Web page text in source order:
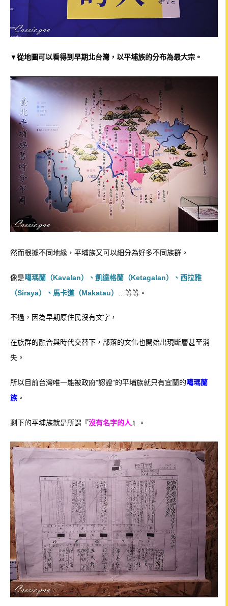
▼ 從地圖可以看得到早期北台灣，以平埔族的分布為最大宗。
然而根據不同地緣，平埔族又可以細分為好多不同族群。
像是噶瑪蘭（Kavalan）、凱達格蘭（Ketagalan）、西拉雅
（Siraya）、馬卡道（Makatau）
…等等。
不過，因為早期原住民沒有文字，
在族群的融合與時代交替下，部落的文化也開始出現斷層甚至消
失。
所以 目前台灣唯一能被政府”認證”的平埔族就只有宜蘭的噶瑪蘭
族 。
剩下的平埔族就是所謂『沒有名字的人 』 。